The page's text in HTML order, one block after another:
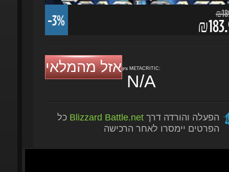
-3%
אזל מהמלאי
N/A
הפרטים יימסרו לאחר הרכישה